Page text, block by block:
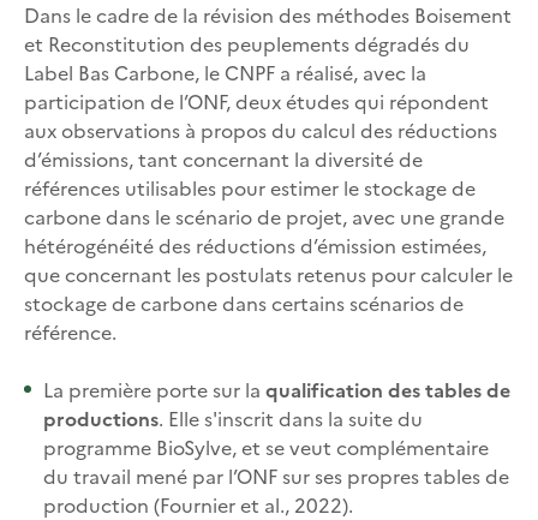
Dans le cadre de la révision des méthodes Boisement
et Reconstitution des peuplements dégradés du
Label Bas Carbone, le CNPF a réalisé, avec la
participation de l’ONF, deux études qui répondent
aux observations à propos du calcul des réductions
d’émissions, tant concernant la diversité de
références utilisables pour estimer le stockage de
carbone dans le scénario de projet, avec une grande
hétérogénéité des réductions d’émission estimées,
que concernant les postulats retenus pour calculer le
stockage de carbone dans certains scénarios de
référence.
La première porte sur la qualification des tables de
productions. Elle s'inscrit dans la suite du
programme BioSylve, et se veut complémentaire
du travail mené par l’ONF sur ses propres tables de
production (Fournier et al., 2022).